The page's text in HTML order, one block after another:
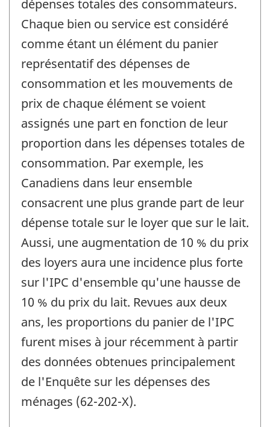
dépenses totales des consommateurs.
Chaque bien ou service est considéré
comme étant un élément du panier
représentatif des dépenses de
consommation et les mouvements de
prix de chaque élément se voient
assignés une part en fonction de leur
proportion dans les dépenses totales de
consommation. Par exemple, les
Canadiens dans leur ensemble
consacrent une plus grande part de leur
dépense totale sur le loyer que sur le lait.
Aussi, une augmentation de 10 % du prix
des loyers aura une incidence plus forte
sur l'IPC d'ensemble qu'une hausse de
10 % du prix du lait. Revues aux deux
ans, les proportions du panier de l'IPC
furent mises à jour récemment à partir
des données obtenues principalement
de l'Enquête sur les dépenses des
ménages (62-202-X).